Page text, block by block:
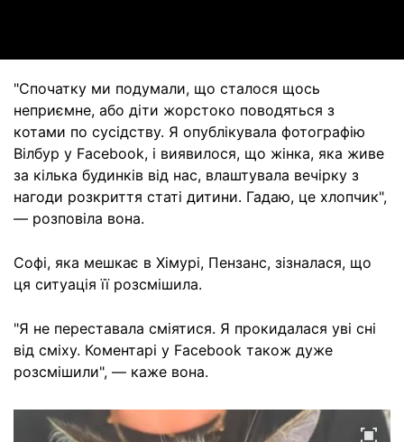
"Спочатку ми подумали, що сталося щось
неприємне, або діти жорстоко поводяться з
котами по сусідству. Я опублікувала фотографію
Вілбур у Facebook, і виявилося, що жінка, яка живе
за кілька будинків від нас, влаштувала вечірку з
нагоди розкриття статі дитини. Гадаю, це хлопчик",
— розповіла вона.
Софі, яка мешкає в Хімурі, Пензанс, зізналася, що
ця ситуація її розсмішила.
"Я не переставала сміятися. Я прокидалася уві сні
від сміху. Коментарі у Facebook також дуже
розсмішили", — каже вона.